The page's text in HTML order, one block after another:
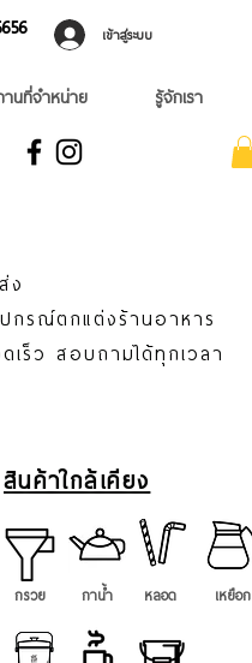
เข้าสู่ระบบ
านที่จำหน่าย รู้จักเรา
ง
กรณ์ตกแต่งร้านอาหาร
ร็ว สอบถามได้ทุกเวลา
สินค้าใกล้เคียง
กรวย กาน้ำ หลอด เหยือก